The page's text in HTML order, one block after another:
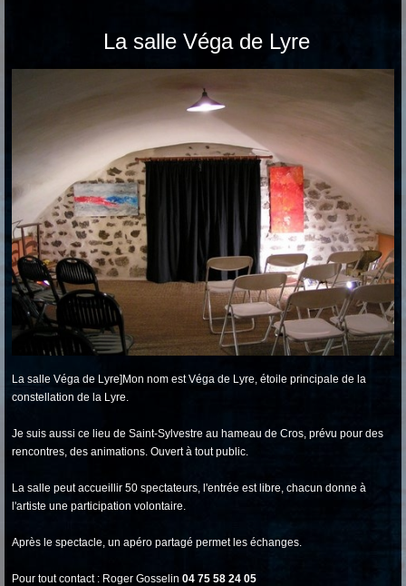
La salle Véga de Lyre
La salle Véga de Lyre]Mon nom est Véga de Lyre, étoile principale de la
constellation de la Lyre.
Je suis aussi ce lieu de Saint-Sylvestre au hameau de Cros, prévu pour des
rencontres, des animations. Ouvert à tout public.
La salle peut accueillir 50 spectateurs, l'entrée est libre, chacun donne à
l'artiste une participation volontaire.
Après le spectacle, un apéro partagé permet les échanges.
Pour tout contact : Roger Gosselin 04 75 58 24 05